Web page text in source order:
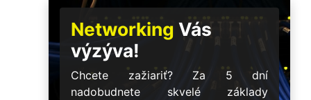
Networking Vás
výzýva!
Chcete zažiariť? Za 5 dní
nadobudnete skvelé základy